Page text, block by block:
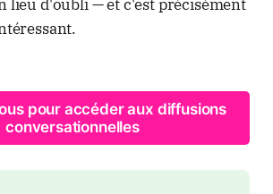
lieu d'oubli — et c'est précisément
pour accéder aux diffusions
conversationnelles